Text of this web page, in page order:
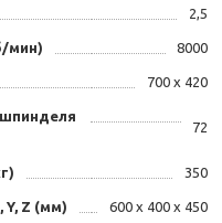
2,5
мин) 8000
700 х 420
72
350
Y, Z (мм) 600 х 400 х 450